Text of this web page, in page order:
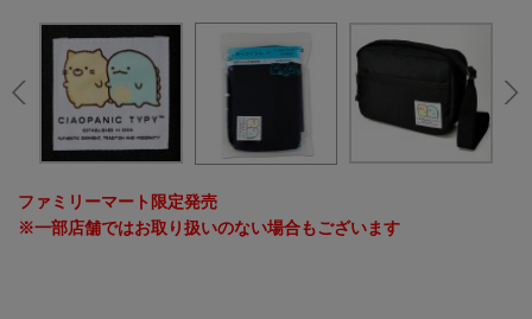
ファミリーマート限定発売
※一部店舗ではお取り扱いのない場合もございます